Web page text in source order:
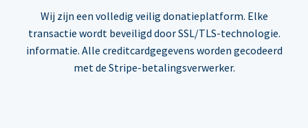
Wij zijn een volledig veilig donatieplatform. Elke
transactie wordt beveiligd door SSL/TLS-technologie.
informatie. Alle creditcardgegevens worden gecodeerd
met de Stripe-betalingsverwerker.